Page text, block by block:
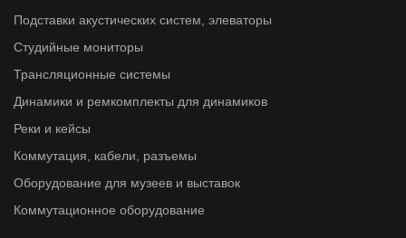
Подставки акустических систем, элеваторы
Студийные мониторы
Трансляционные системы
Динамики и ремкомплекты для динамиков
Реки и кейсы
Коммутация, кабели, разъемы
Оборудование для музеев и выставок
Коммутационное оборудование